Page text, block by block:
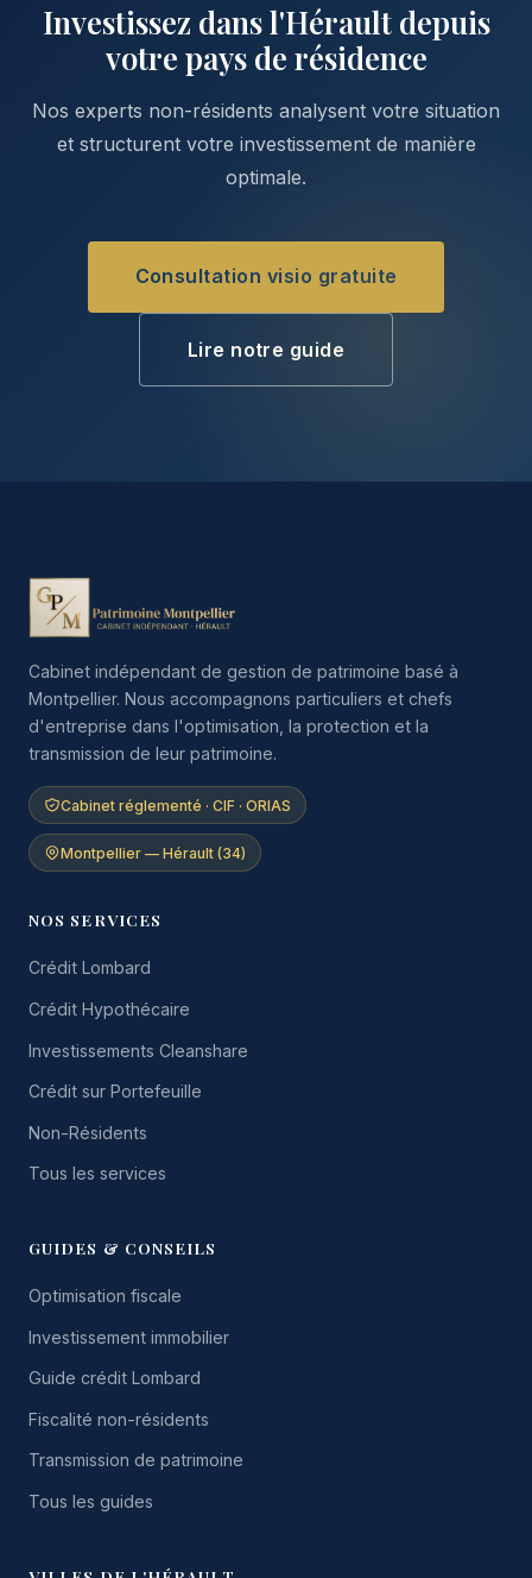
Investissez dans l'Hérault depuis
votre pays de résidence
Nos experts non-résidents analysent votre situation
et structurent votre investissement de manière
optimale.
Consultation visio gratuite
Lire notre guide
Cabinet indépendant de gestion de patrimoine basé à
Montpellier. Nous accompagnons particuliers et chefs
d'entreprise dans l'optimisation, la protection et la
transmission de leur patrimoine.
Cabinet réglementé · CIF · ORIAS
Montpellier — Hérault (34)
NOS SERVICES
Crédit Lombard
Crédit Hypothécaire
Investissements Cleanshare
Crédit sur Portefeuille
Non-Résidents
Tous les services
GUIDES & CONSEILS
Optimisation fiscale
Investissement immobilier
Guide crédit Lombard
Fiscalité non-résidents
Transmission de patrimoine
Tous les guides